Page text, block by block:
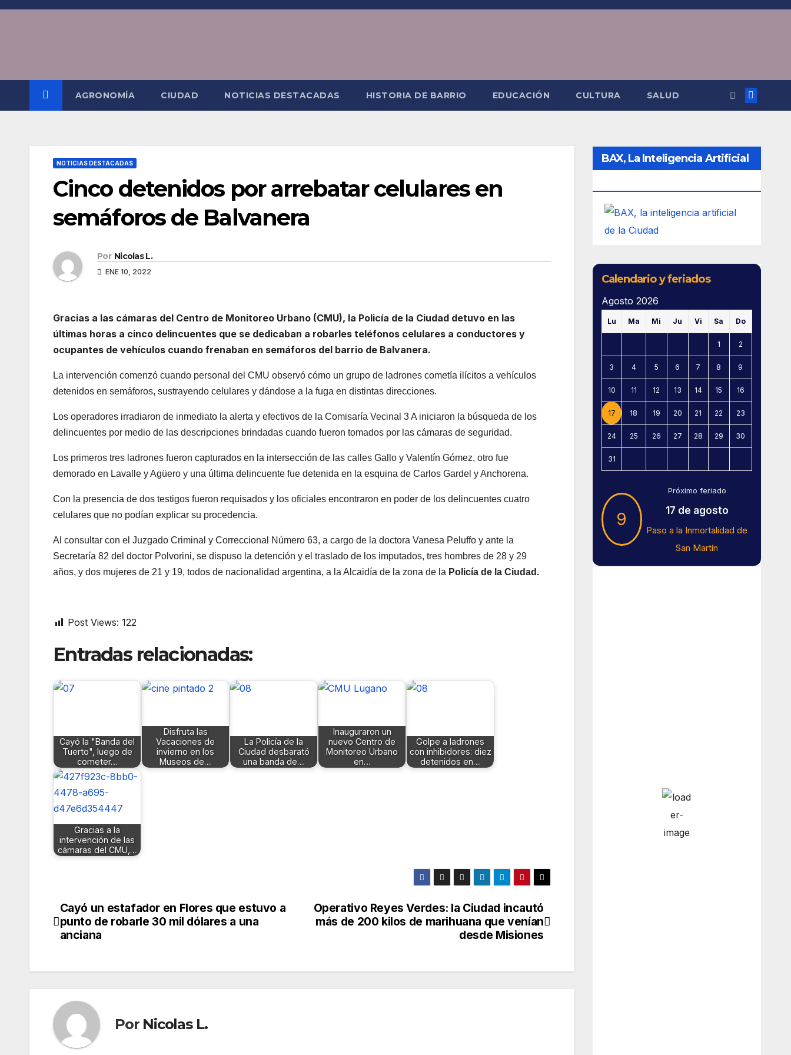
Saltar
AGRONOMÍA CIUDAD NOTICIAS DESTACADAS HISTORIA DE BARRIO EDUCACIÓN CULTURA SALUD
NOTICIAS DESTACADAS
Cinco detenidos por arrebatar celulares en
semáforos de Balvanera
Por Nicolas L.
ENE 10, 2022
Gracias a las cámaras del Centro de Monitoreo Urbano (CMU), la Policía de la Ciudad detuvo en las
últimas horas a cinco delincuentes que se dedicaban a robarles teléfonos celulares a conductores y
ocupantes de vehículos cuando frenaban en semáforos del barrio de Balvanera.
La intervención comenzó cuando personal del CMU observó cómo un grupo de ladrones cometía ilícitos a vehículos
detenidos en semáforos, sustrayendo celulares y dándose a la fuga en distintas direcciones.
Los operadores irradiaron de inmediato la alerta y efectivos de la Comisaría Vecinal 3 A iniciaron la búsqueda de los
delincuentes por medio de las descripciones brindadas cuando fueron tomados por las cámaras de seguridad.
Los primeros tres ladrones fueron capturados en la intersección de las calles Gallo y Valentín Gómez, otro fue
demorado en Lavalle y Agüero y una última delincuente fue detenida en la esquina de Carlos Gardel y Anchorena.
Con la presencia de dos testigos fueron requisados y los oficiales encontraron en poder de los delincuentes cuatro
celulares que no podían explicar su procedencia.
Al consultar con el Juzgado Criminal y Correccional Número 63, a cargo de la doctora Vanesa Peluffo y ante la
Secretaría 82 del doctor Polvorini, se dispuso la detención y el traslado de los imputados, tres hombres de 28 y 29
años, y dos mujeres de 21 y 19, todos de nacionalidad argentina, a la Alcaidía de la zona de la Policía de la Ciudad.
Post Views: 122
Entradas relacionadas:
Cayó la "Banda del
Tuerto", luego de
cometer…
Disfruta las
Vacaciones de
invierno en los
Museos de…
La Policía de la
Ciudad desbarató
una banda de…
Inauguraron un
nuevo Centro de
Monitoreo Urbano
en…
Golpe a ladrones
con inhibidores: diez
detenidos en…
Gracias a la
intervención de las
cámaras del CMU,…
Navegación
de
Operativo Reyes Verdes: la Ciudad incautó
más de 200 kilos de marihuana que venían
desde Misiones
Cayó un estafador en Flores que estuvo a
punto de robarle 30 mil dólares a una
anciana
Por Nicolas L.
BAX, La Inteligencia Artificial
Calendario y feriados
Agosto 2026
Lu Ma Mi Ju Vi Sa Do
1 2
3 4 5 6 7 8 9
10 11 12 13 14 15 16
17 18 19 20 21 22 23
24 25 26 27 28 29 30
31
9
Próximo feriado
17 de agosto
Paso a la Inmortalidad de
San Martín